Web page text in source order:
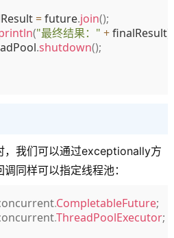
= future.join();
("最终结果：" + finalResult)
.shutdown();
，我们可以通过exceptionally方
同样可以指定线程池：
.CompletableFuture;
.ThreadPoolExecutor;
复制